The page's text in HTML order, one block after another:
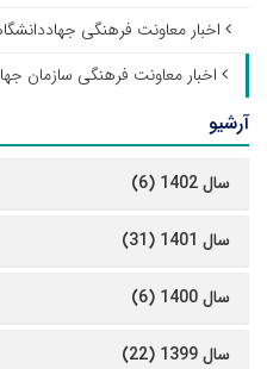
اخبار معاونت فرهنگی
اخبار معاونت فرهنگی سازمان
آرشیو
سال 1402 (6)
سال 1401 (31)
سال 1400 (6)
سال 1399 (22)